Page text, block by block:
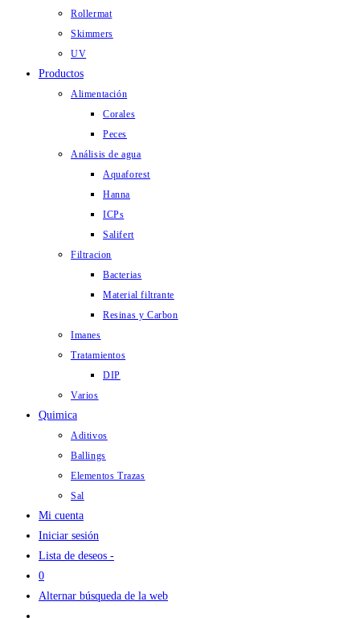
Rollermat
Skimmers
UV
Productos
Alimentación
Corales
Peces
Análisis de agua
Aquaforest
Hanna
ICPs
Salifert
Filtracion
Bacterias
Material filtrante
Resinas y Carbon
Imanes
Tratamientos
DIP
Varios
Quimica
Aditivos
Ballings
Elementos Trazas
Sal
Mi cuenta
Iniciar sesión
Lista de deseos -
0
Alternar búsqueda de la web